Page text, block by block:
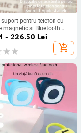
suport pentru telefon cu
magnetic și Bluetooth
stand de birou și
Model SH-85A; Bluetooth
ABS; Greutate 85 g
- 226.50 Lei
add_shopping_cart